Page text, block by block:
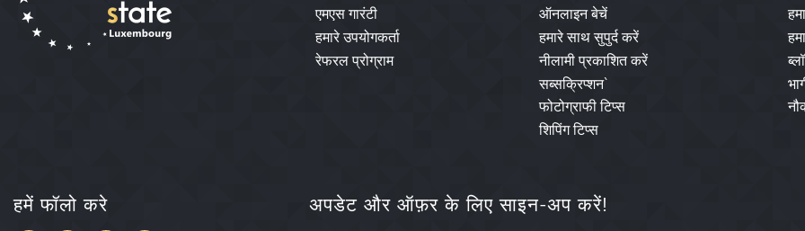
एमएस गारंटी
हमारे उपयोगकर्ता
रेफरल प्रोग्राम
ऑनलाइन बेचें
हमारे साथ सुपुर्द करें
नीलामी प्रकाशित करें
सब्सक्रिप्शन`
फोटोग्राफी टिप्स
शिपिंग टिप्स
हमें फॉलो करे अपडेट और ऑफ़र के लिए साइन-अप करें!